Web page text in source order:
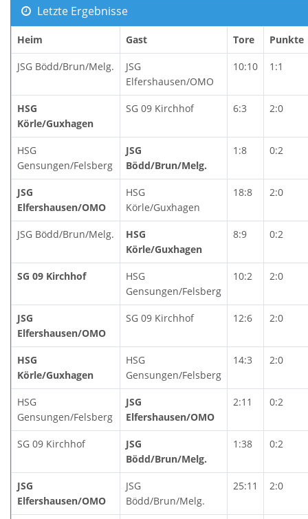
Letzte Ergebnisse
Heim Gast Tore Punkte
JSG Bödd/Brun/Melg.
JSG
Elfershausen/OMO
10:10 1:1
HSG
Körle/Guxhagen
SG 09 Kirchhof 6:3 2:0
HSG
Gensungen/Felsberg
JSG
Bödd/Brun/Melg.
1:8 0:2
JSG
Elfershausen/OMO
HSG
Körle/Guxhagen
18:8 2:0
JSG Bödd/Brun/Melg.
HSG
Körle/Guxhagen
8:9 0:2
SG 09 Kirchhof
HSG
Gensungen/Felsberg
10:2 2:0
JSG
Elfershausen/OMO
SG 09 Kirchhof 12:6 2:0
HSG
Körle/Guxhagen
HSG
Gensungen/Felsberg
14:3 2:0
HSG
Gensungen/Felsberg
JSG
Elfershausen/OMO
2:11 0:2
SG 09 Kirchhof
JSG
Bödd/Brun/Melg.
1:38 0:2
JSG
Elfershausen/OMO
JSG
Bödd/Brun/Melg.
25:11 2:0